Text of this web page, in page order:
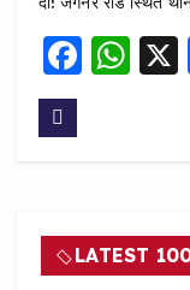
F
o
W
p
LATEST